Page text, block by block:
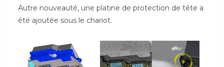
Autre nouveauté, une platine de protection de tête a
été ajoutée sous le chariot.